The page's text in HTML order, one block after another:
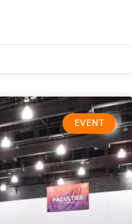
EVENT